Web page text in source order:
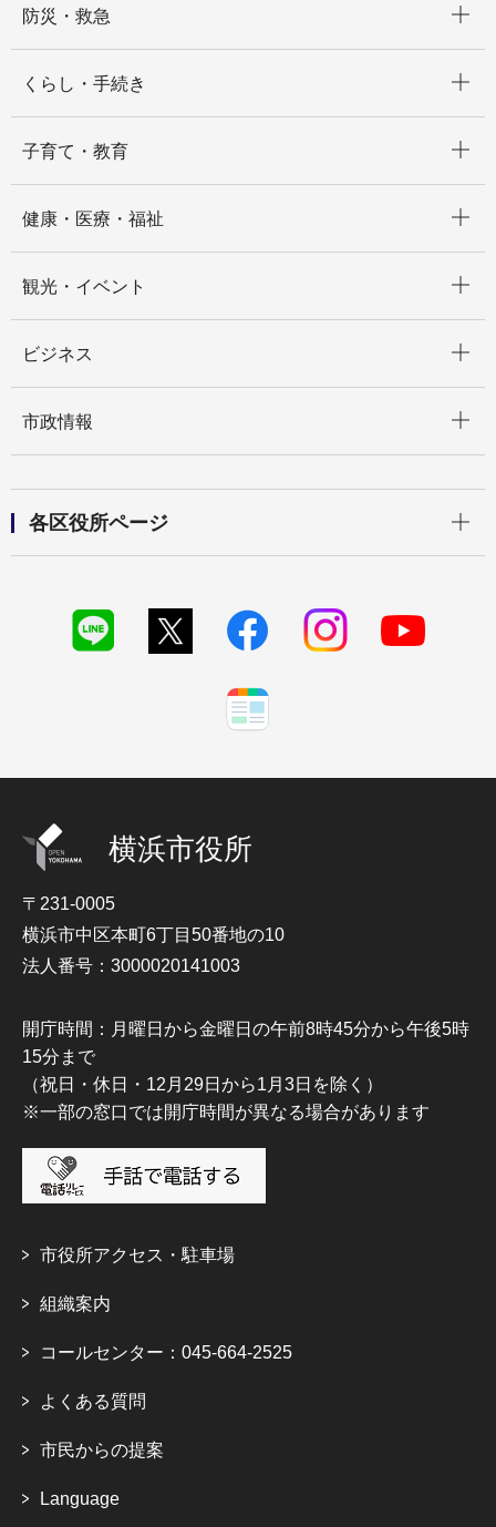
防災・救急
くらし・手続き
子育て・教育
健康・医療・福祉
観光・イベント
ビジネス
市政情報
各区役所ページ
横浜市役所
〒231-0005
横浜市中区本町6丁目50番地の10
法人番号：3000020141003
開庁時間：月曜日から金曜日の午前8時45分から午後5時
15分まで
（祝日・休日・12月29日から1月3日を除く）
※一部の窓口では開庁時間が異なる場合があります
市役所アクセス・駐車場
組織案内
コールセンター：045-664-2525
よくある質問
市民からの提案
Language